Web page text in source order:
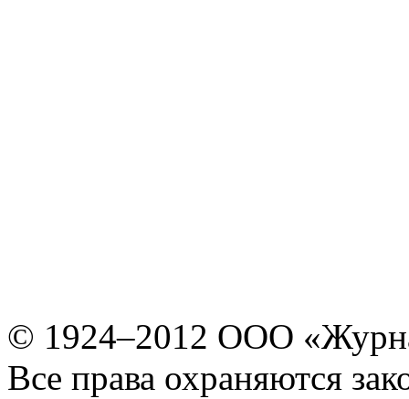
© 1924–2012 ООО
Все права охраняются